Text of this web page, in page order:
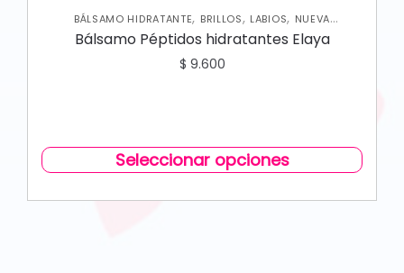
BÁLSAMO HIDRATANTE, BRILLOS, LABIOS, NUEVA
COLECCIÓN
Bálsamo Péptidos hidratantes Elaya
$ 9.600
Seleccionar opciones